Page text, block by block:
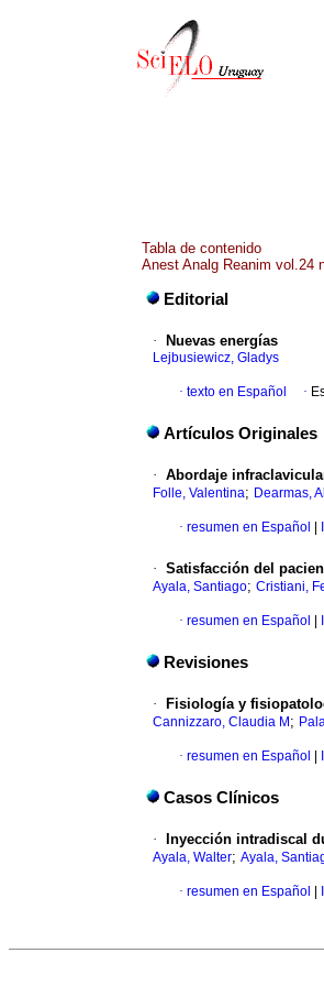
Tabla de contenido
Anest Analg Reanim vol.24
Editorial
· Nuevas energías
Lejbusiewicz, Gladys
· texto en Español ·
Artículos Originales
· Abordaje
Folle, Valentina; Dearmas,
· resumen en Español
· Satisfacción del
Ayala, Santiago; Cristiani,
· resumen en Español
Revisiones
· Fisiología y
Cannizzaro, Claudia M ;
· resumen en Español
Casos Clínicos
· Inyección intradiscal
Ayala, Walter; Ayala,
· resumen en Español